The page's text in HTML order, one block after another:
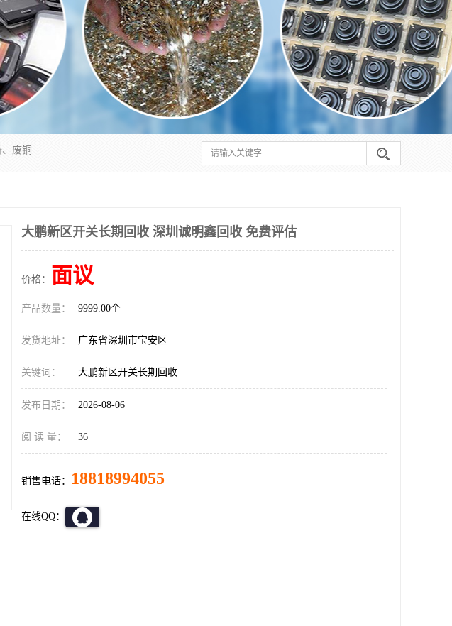
工厂废料物资回收,深圳废品站回收,五金塑料回收欢迎有金属、塑料、电子、电线、废旧设备、废铜、锡渣、线路板、镀银废料、废IC、电子零件、电子脚，等其他废旧物资的单位及个人联系洽谈。对提供息者我们可以提供优厚的业务提成（佣金）。
大鹏新区开关长期回收 深圳诚明鑫回收 免费评估
价格： 面议
产品数量： 9999.00个
发货地址： 广东省深圳市宝安区
关键词： 大鹏新区开关长期回收
发布日期： 2026-08-06
阅 读 量： 36
销售电话： 18818994055
在线QQ：